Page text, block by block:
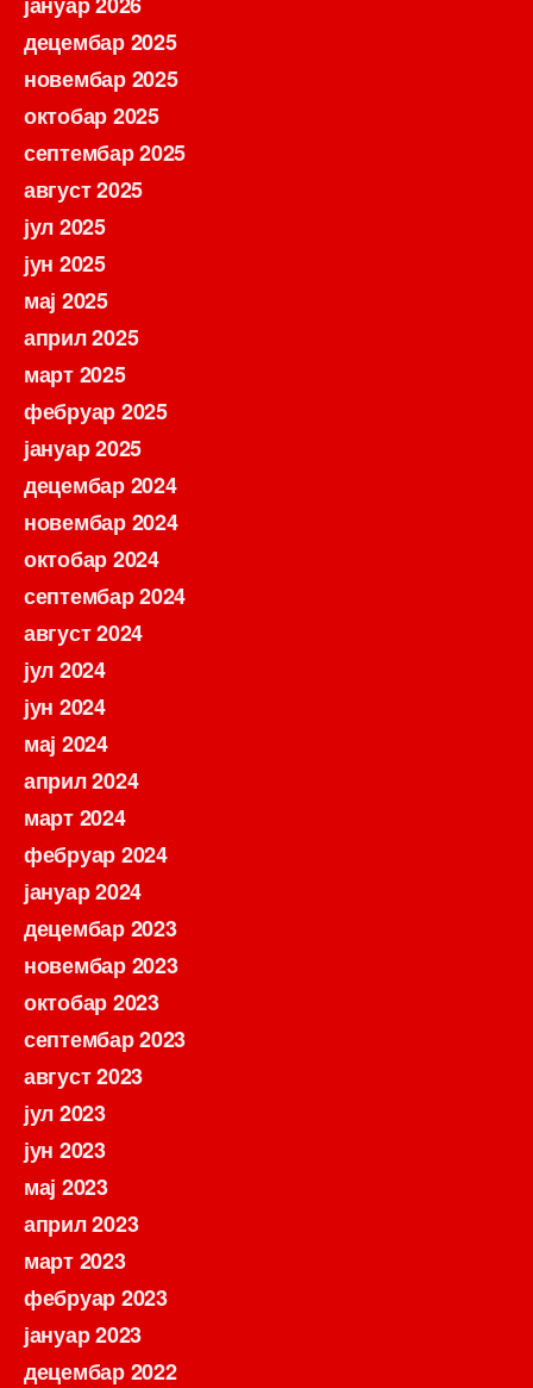
децембар 2025
новембар 2025
октобар 2025
септембар 2025
август 2025
јул 2025
јун 2025
мај 2025
април 2025
март 2025
фебруар 2025
јануар 2025
децембар 2024
новембар 2024
октобар 2024
септембар 2024
август 2024
јул 2024
јун 2024
мај 2024
април 2024
март 2024
фебруар 2024
јануар 2024
децембар 2023
новембар 2023
октобар 2023
септембар 2023
август 2023
јул 2023
јун 2023
мај 2023
април 2023
март 2023
фебруар 2023
јануар 2023
децембар 2022